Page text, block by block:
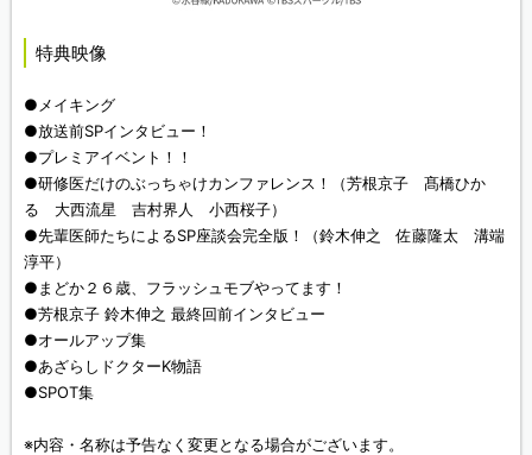
特典映像
●メイキング
●放送前SPインタビュー！
●プレミアイベント！！
●研修医だけのぶっちゃけカンファレンス！（芳根京子 髙橋ひか
る 大西流星 吉村界人 小西桜子）
●先輩医師たちによるSP座談会完全版！（鈴木伸之 佐藤隆太 溝端
淳平）
●まどか２６歳、フラッシュモブやってます！
●芳根京子 鈴木伸之 最終回前インタビュー
●オールアップ集
●あざらしドクターK物語
●SPOT集
※内容・名称は予告なく変更となる場合がございます。